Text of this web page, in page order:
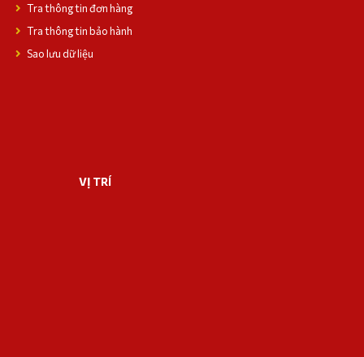
Tra thông tin đơn hàng
Tra thông tin bảo hành
Sao lưu dữ liệu
VỊ TRÍ